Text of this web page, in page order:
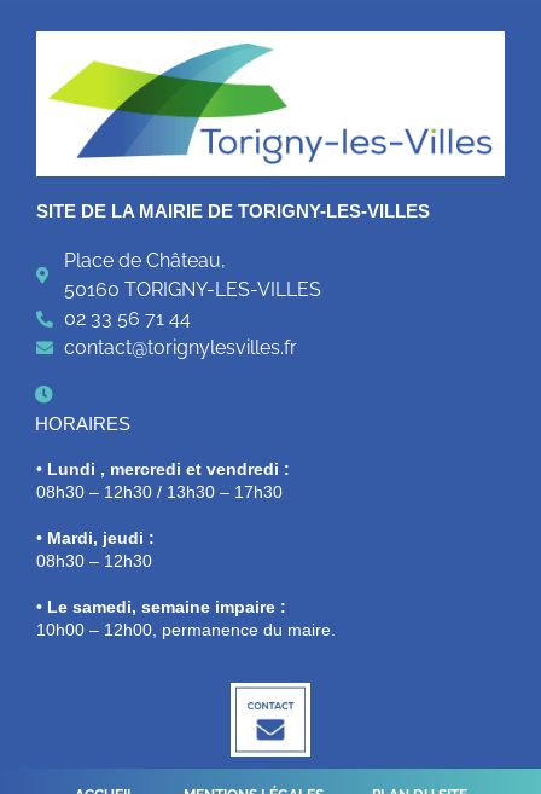
SITE DE LA MAIRIE DE TORIGNY-LES-VILLES
Place de Château,
50160 TORIGNY-LES-VILLES
02 33 56 71 44
contact@torignylesvilles.fr
HORAIRES
• Lundi , mercredi et vendredi :
08h30 – 12h30 / 13h30 – 17h30
• Mardi, jeudi :
08h30 – 12h30
• Le samedi, semaine impaire :
10h00 – 12h00, permanence du maire.